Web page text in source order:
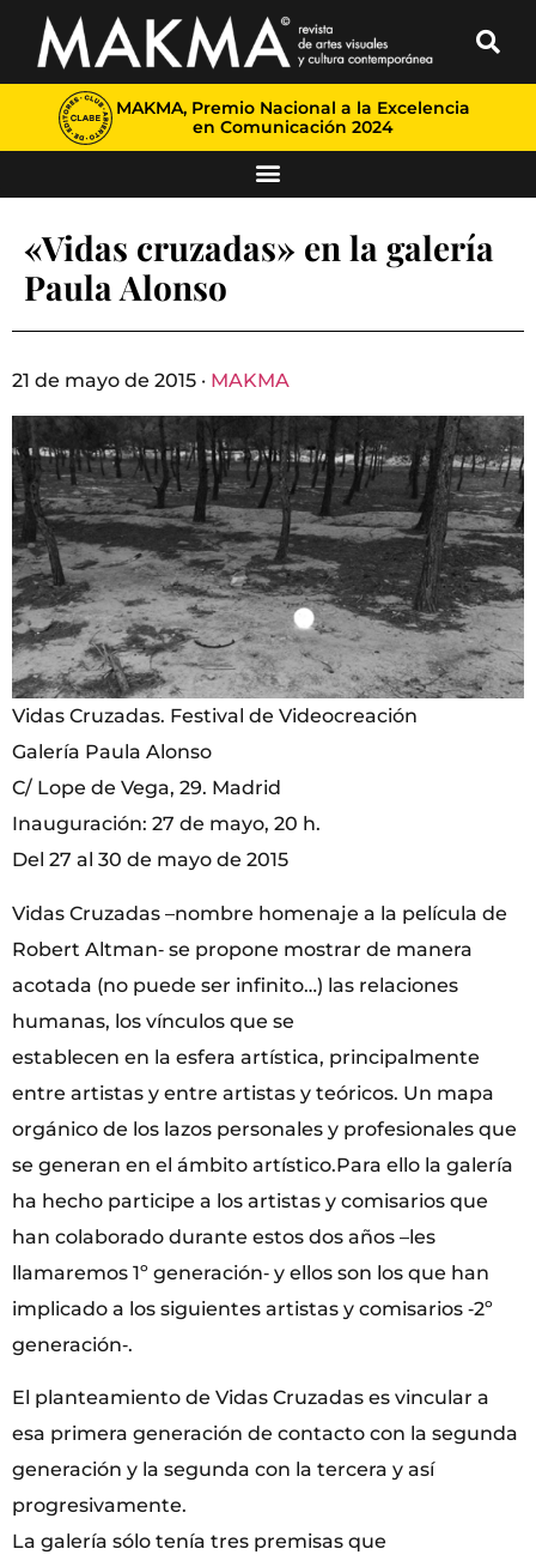
MAKMA, Premio Nacional a la Excelencia
en Comunicación 2024
«Vidas cruzadas» en la galería
Paula Alonso
21 de mayo de 2015 · MAKMA
Vidas Cruzadas. Festival de Videocreación
Galería Paula Alonso
C/ Lope de Vega, 29. Madrid
Inauguración: 27 de mayo, 20 h.
Del 27 al 30 de mayo de 2015
Vidas Cruzadas –nombre homenaje a la película de
Robert Altman‐ se propone mostrar de manera
acotada (no puede ser infinito…) las relaciones
humanas, los vínculos que se
establecen en la esfera artística, principalmente
entre artistas y entre artistas y teóricos. Un mapa
orgánico de los lazos personales y profesionales que
se generan en el ámbito artístico.Para ello la galería
ha hecho participe a los artistas y comisarios que
han colaborado durante estos dos años –les
llamaremos 1º generación‐ y ellos son los que han
implicado a los siguientes artistas y comisarios ‐2º
generación‐.
El planteamiento de Vidas Cruzadas es vincular a
esa primera generación de contacto con la segunda
generación y la segunda con la tercera y así
progresivamente.
La galería sólo tenía tres premisas que